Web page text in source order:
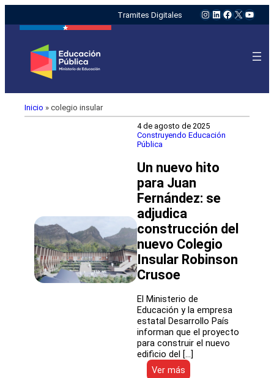
Tramites Digitales Instagram
LinkedIn
Facebook
X
Inicio » colegio insular
4 de agosto de 2025
Construyendo Educación
Pública
Un nuevo hito
para Juan
Fernández: se
adjudica
construcción del
nuevo Colegio
Insular Robinson
Crusoe
El Ministerio de
Educación y la empresa
estatal Desarrollo País
informan que el proyecto
para construir el nuevo
edificio del […]
Ver más